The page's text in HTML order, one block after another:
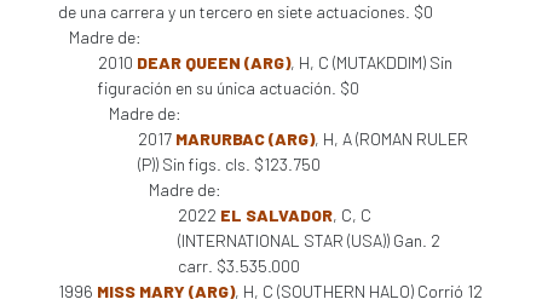
de una carrera y un tercero en siete actuaciones. $0
Madre de:
2010 DEAR QUEEN (ARG), H, C (MUTAKDDIM) Sin
figuración en su única actuación. $0
Madre de:
2017 MARURBAC (ARG), H, A (ROMAN RULER
(P)) Sin figs. cls. $123.750
Madre de:
2022 EL SALVADOR, C, C
(INTERNATIONAL STAR (USA)) Gan. 2
carr. $3.535.000
1996 MISS MARY (ARG), H, C (SOUTHERN HALO) Corrió 12